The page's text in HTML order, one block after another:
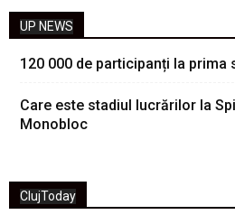
UP NEWS
120 000 de participanți la prima
Care este stadiul lucrărilor la
Monobloc
ClujToday